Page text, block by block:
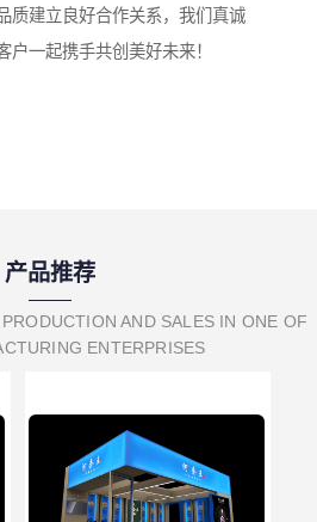
质建立良好合作关系，我们真诚
户一起携手共创美好未来！
产品推荐
AND SALES IN ONE OF
ENTERPRISES